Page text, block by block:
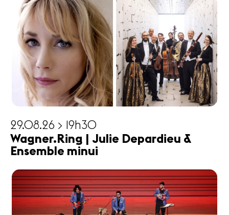
29.08.26 > 19h30
Wagner.Ring | Julie Depardieu &
Ensemble minui